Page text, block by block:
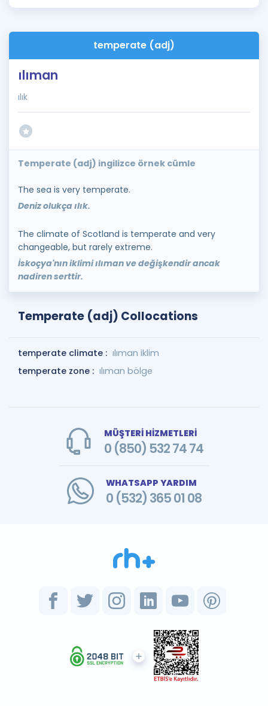
İngilizce Gramertemperate (adj)
ılıman
ılık
Temperate (adj) ingilizce örnek cümle
The sea is very temperate.
Deniz olukça ılık.
The climate of Scotland is temperate and very
changeable, but rarely extreme.
İskoçya'nın iklimi ılıman ve değişkendir ancak
nadiren serttir.
Temperate (adj) Collocations
temperate climate : ılıman iklim
temperate zone : ılıman bölge
MÜŞTERİ HİZMETLERİ
0 (850) 532 74 74
WHATSAPP YARDIM
0 (532) 365 01 08